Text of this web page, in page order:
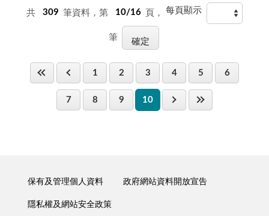
共 309 筆資料，第 10/16 頁， 每頁顯示
筆
1 2 3 4 5 6
7 8 9 10
保有及管理個人資料 政府網站資料開放宣告
隱私權及網站安全政策